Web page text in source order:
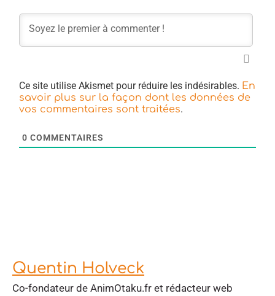
Ce site utilise Akismet pour réduire les indésirables. En
savoir plus sur la façon dont les données de
vos commentaires sont traitées.
0 COMMENTAIRES
Quentin Holveck
Co-fondateur de AnimOtaku.fr et rédacteur web